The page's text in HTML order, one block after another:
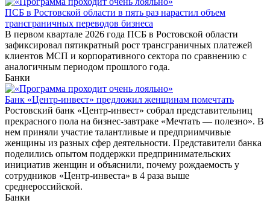
ПСБ в Ростовской области в пять раз нарастил объем
трансграничных переводов бизнеса
В первом квартале 2026 года ПСБ в Ростовской области
зафиксировал пятикратный рост трансграничных платежей
клиентов МСП и корпоративного сектора по сравнению с
аналогичным периодом прошлого года.
Банки
Банк «Центр-инвест» предложил женщинам помечтать
Ростовский банк «Центр-инвест» собрал представительниц
прекрасного пола на бизнес-завтраке «Мечтать — полезно». В
нем приняли участие талантливые и предприимчивые
женщины из разных сфер деятельности. Представители банка
поделились опытом поддержки предпринимательских
инициатив женщин и объяснили, почему рождаемость у
сотрудников «Центр-инвеста» в 4 раза выше
среднероссийской.
Банки